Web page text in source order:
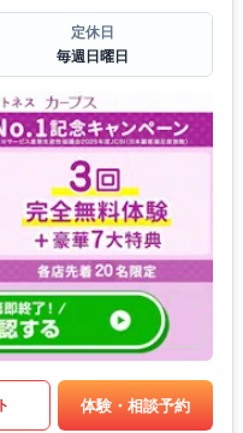
定休日
毎週日曜日
体験・相談予約